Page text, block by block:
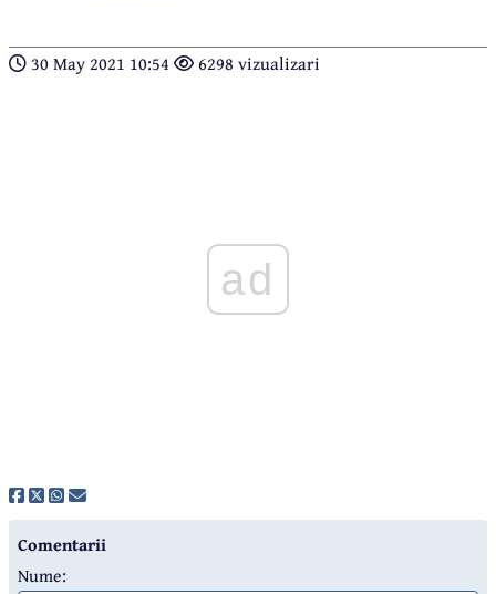
30 May 2021 10:54 6298 vizualizari
ad
Comentarii
Nume: